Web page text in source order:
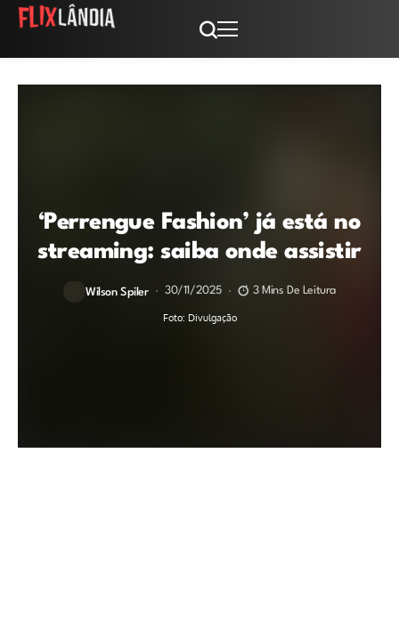
‘Perrengue Fashion’ já está no
streaming: saiba onde assistir
Wilson Spiler 30/11/2025 3 Mins De Leitura
Foto: Divulgação